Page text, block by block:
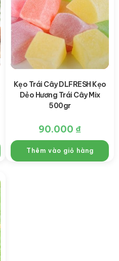
Kẹo Trái Cây DLFRESH Kẹo
Dẻo Hương Trái Cây Mix
500gr
90.000 ₫
Thêm vào giỏ hàng